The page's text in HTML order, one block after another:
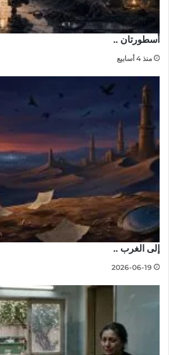
أسطورتان ..
منذ 4 أسابيع
إلى الغرب ..
2026-06-19